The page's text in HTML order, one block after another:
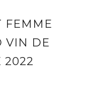
FEMME
VIN DE
2022